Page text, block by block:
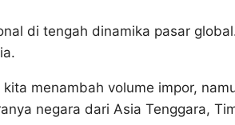
di tengah dinamika pasar
menambah volume impor,
negara dari Asia Tenggara,